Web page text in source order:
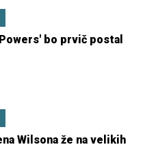
bo prvič postal
Wilsona že na velikih